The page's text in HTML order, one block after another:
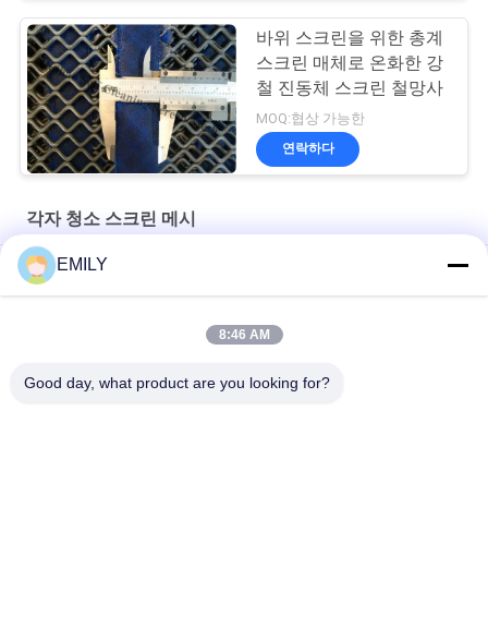
바위 스크린을 위한 총계
스크린 매체로 온화한 강
철 진동체 스크린 철망사
MOQ:협상 가능한
연락하다
각자 청소 스크린 메시
실리카 모래 세척용 셰이커 자갈 채광 진동 스크린
EMILY
8:46 AM
Good day, what product are you looking for?